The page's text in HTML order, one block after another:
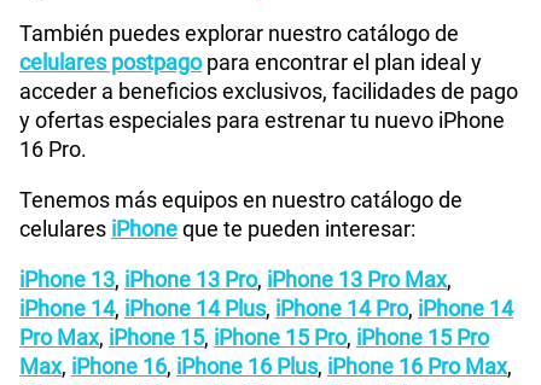
También puedes explorar nuestro catálogo de
celulares postpagopara encontrar el plan ideal y
acceder a beneficios exclusivos, facilidades de pago
y ofertas especiales para estrenar tu nuevo iPhone
16 Pro.
Tenemos más equipos en nuestro catálogo de
celulares iPhoneque te pueden interesar:
iPhone 13, iPhone 13 Pro, iPhone 13 Pro Max,
iPhone 14, iPhone 14 Plus, iPhone 14 Pro, iPhone 14
Pro Max, iPhone 15, iPhone 15 Pro, iPhone 15 Pro
Max, iPhone 16, iPhone 16 Plus, iPhone 16 Pro Max,